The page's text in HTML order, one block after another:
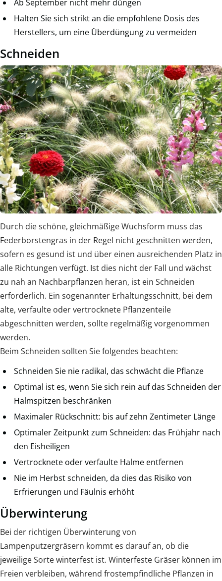
Ab September nicht mehr düngen
Halten Sie sich strikt an die empfohlene Dosis des
Herstellers, um eine Überdüngung zu vermeiden
Schneiden
Durch die schöne, gleichmäßige Wuchsform muss das
Federborstengras in der Regel nicht geschnitten werden,
sofern es gesund ist und über einen ausreichenden Platz in
alle Richtungen verfügt. Ist dies nicht der Fall und wächst
zu nah an Nachbarpflanzen heran, ist ein Schneiden
erforderlich. Ein sogenannter Erhaltungsschnitt, bei dem
alte, verfaulte oder vertrocknete Pflanzenteile
abgeschnitten werden, sollte regelmäßig vorgenommen
werden.
Beim Schneiden sollten Sie folgendes beachten:
Schneiden Sie nie radikal, das schwächt die Pflanze
Optimal ist es, wenn Sie sich rein auf das Schneiden der
Halmspitzen beschränken
Maximaler Rückschnitt: bis auf zehn Zentimeter Länge
Optimaler Zeitpunkt zum Schneiden: das Frühjahr nach
den Eisheiligen
Vertrocknete oder verfaulte Halme entfernen
Nie im Herbst schneiden, da dies das Risiko von
Erfrierungen und Fäulnis erhöht
Überwinterung
Bei der richtigen Überwinterung von
Lampenputzergräsern kommt es darauf an, ob die
jeweilige Sorte winterfest ist. Winterfeste Gräser können im
Freien verbleiben, während frostempfindliche Pflanzen in